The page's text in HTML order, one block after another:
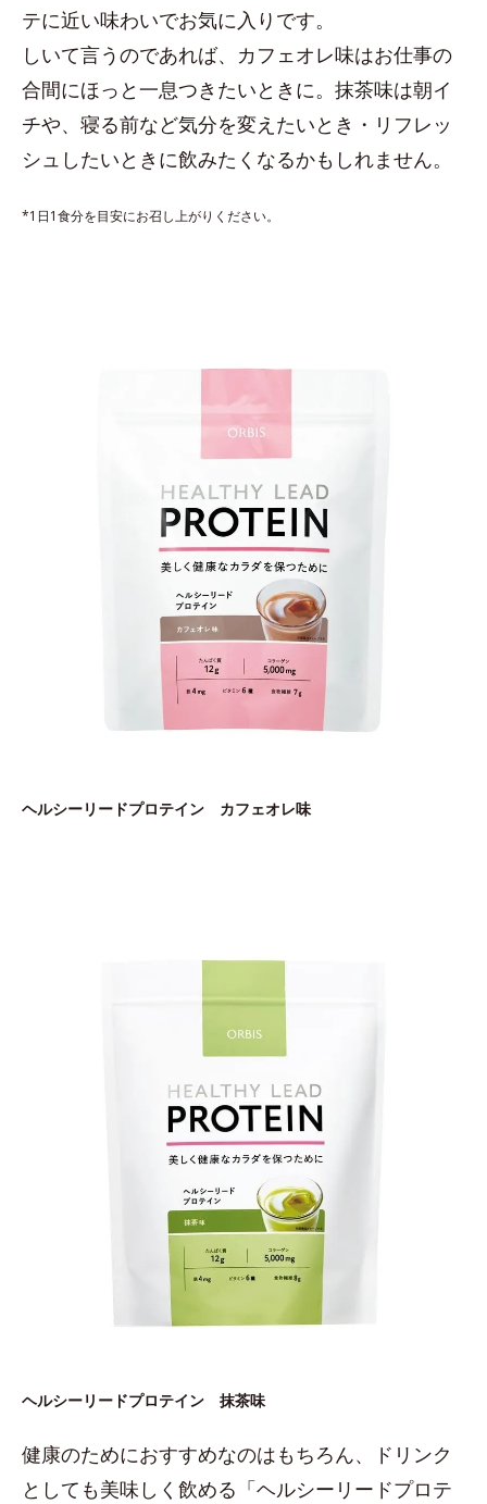
テに近い味わいでお気に入りです。
しいて言うのであれば、カフェオレ味はお仕事の
合間にほっと一息つきたいときに。抹茶味は朝イ
チや、寝る前など気分を変えたいとき・リフレッ
シュしたいときに飲みたくなるかもしれません。
*1日1食分を目安にお召し上がりください。
ヘルシーリードプロテイン カフェオレ味
ヘルシーリードプロテイン 抹茶味
健康のためにおすすめなのはもちろん、ドリンク
としても美味しく飲める「ヘルシーリードプロテ